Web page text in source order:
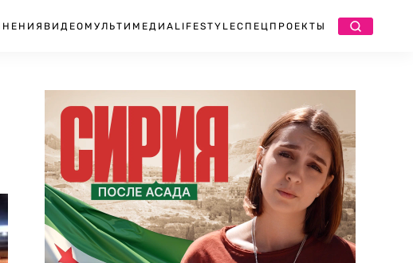
ВИДЕО МУЛЬТИМЕДИА LIFESTYLEСПЕЦПРОЕКТЫ